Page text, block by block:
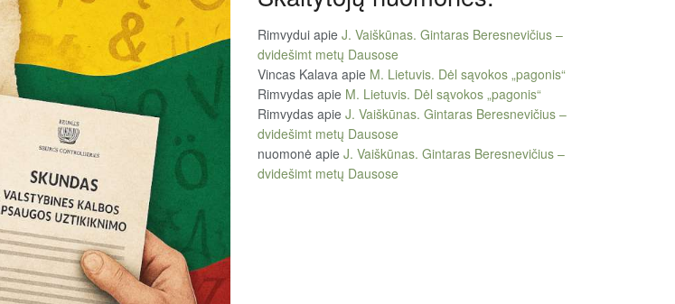
Rimvydui apie J. Vaiškūnas. Gintaras Beresnevičius –
dvidešimt metų Dausose
Vincas Kalava apie M. Lietuvis. Dėl sąvokos „pagonis“
Rimvydas apie M. Lietuvis. Dėl sąvokos „pagonis“
Rimvydas apie J. Vaiškūnas. Gintaras Beresnevičius –
dvidešimt metų Dausose
nuomonė apie J. Vaiškūnas. Gintaras Beresnevičius –
dvidešimt metų Dausose